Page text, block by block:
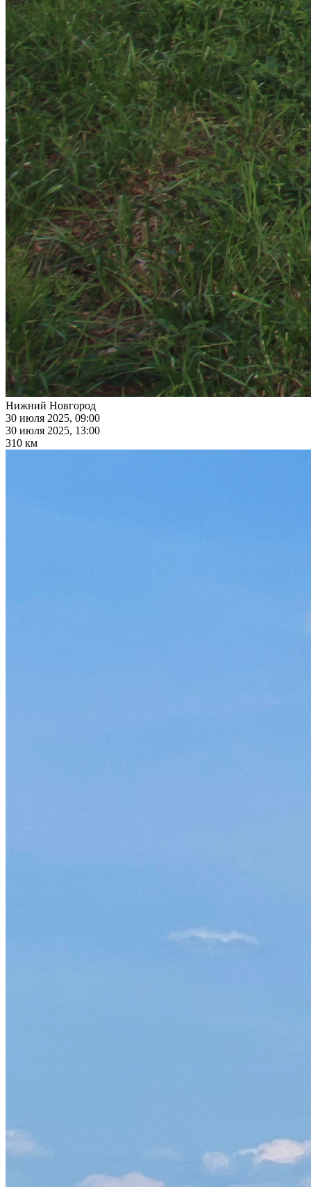
Нижний Новгород
30 июля 2025, 09:00
30 июля 2025, 13:00
310 км